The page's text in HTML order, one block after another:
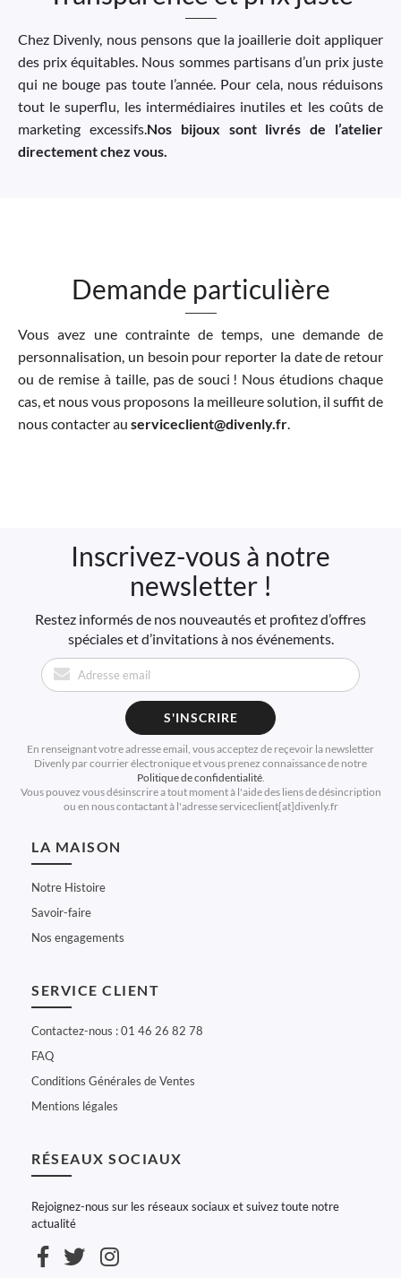
Chez Divenly, nous pensons que la joaillerie doit appliquer
des prix équitables. Nous sommes partisans d’un prix juste
qui ne bouge pas toute l’année. Pour cela, nous réduisons
tout le superflu, les intermédiaires inutiles et les coûts de
marketing excessifs. Nos bijoux sont livrés de l’atelier
directement chez vous.
Demande particulière
Vous avez une contrainte de temps, une demande de
personnalisation, un besoin pour reporter la date de retour
ou de remise à taille, pas de souci ! Nous étudions chaque
cas, et nous vous proposons la meilleure solution, il suffit de
nous contacter au serviceclient@divenly.fr.
Inscrivez-vous à notre
newsletter !
Restez informés de nos nouveautés et profitez d’offres
spéciales et d’invitations à nos événements.
S'INSCRIRE
En renseignant votre adresse email, vous acceptez de reçevoir la newsletter
Divenly par courrier électronique et vous prenez connaissance de notre
Politique de confidentialité.
Vous pouvez vous désinscrire a tout moment à l'aide des liens de désincription
ou en nous contactant à l'adresse serviceclient[at]divenly.fr
LA MAISON
Notre Histoire
Savoir-faire
Nos engagements
SERVICE CLIENT
Contactez-nous : 01 46 26 82 78
FAQ
Conditions Générales de Ventes
Mentions légales
RÉSEAUX SOCIAUX
Rejoignez-nous sur les réseaux sociaux et suivez toute notre
actualité